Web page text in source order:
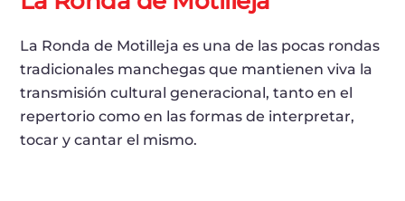
La Ronda de Motilleja es una de las pocas rondas
tradicionales manchegas que mantienen viva la
transmisión cultural generacional, tanto en el
repertorio como en las formas de interpretar,
tocar y cantar el mismo.